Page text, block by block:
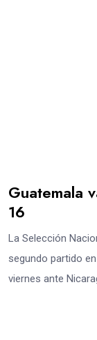
Guatemala
16
La Selección
segundo partido
viernes ante